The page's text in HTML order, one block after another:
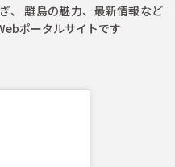
、 離島の魅力、最新情報など
ポータルサイトです